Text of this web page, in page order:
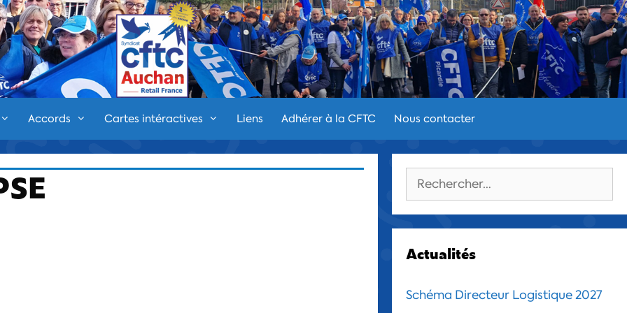
Accords Cartes intéractives Liens Adhérer à la CFTC Nous contacter
Rechercher :
Actualités
Schéma Directeur Logistique 2027